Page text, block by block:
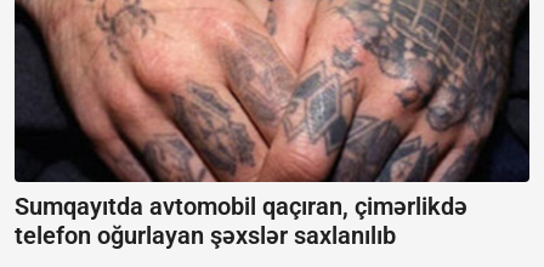
Sumqayıtda avtomobil qaçıran, çimərlikdə
telefon oğurlayan şəxslər saxlanılıb